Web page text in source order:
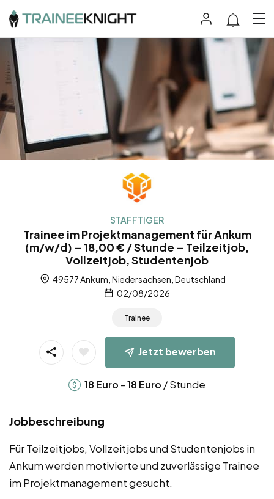
STAFFTIGER
Trainee im Projektmanagement für Ankum
(m/w/d) – 18,00 € / Stunde – Teilzeitjob,
Vollzeitjob, Studentenjob
49577 Ankum, Niedersachsen, Deutschland
02/08/2026
Trainee
Jetzt bewerben
18 Euro -18 Euro / Stunde
Jobbeschreibung
Für Teilzeitjobs, Vollzeitjobs und Studentenjobs in
Ankum werden motivierte und zuverlässige Trainee
im Projektmanagement gesucht.